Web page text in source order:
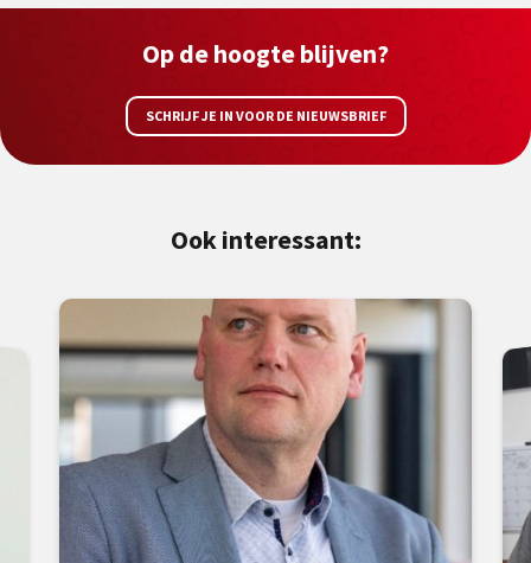
Op de hoogte blijven?
SCHRIJF JE IN VOOR DE NIEUWSBRIEF
Ook interessant: